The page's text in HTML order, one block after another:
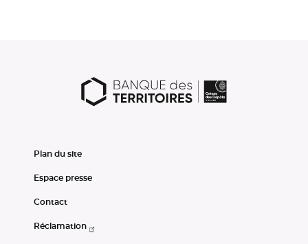
Plan du site
Espace presse
Contact
Réclamation